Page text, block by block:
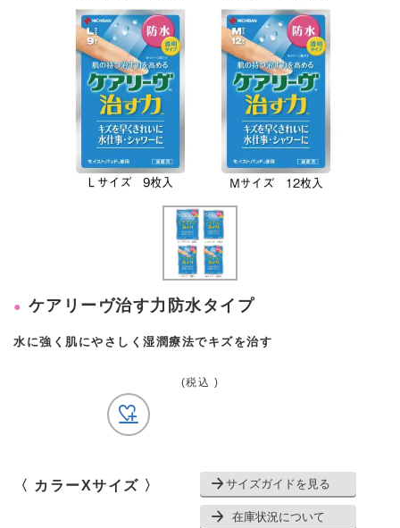
ケアリーヴ治す力防水タイプ
水に強く肌にやさしく湿潤療法でキズを治す
(税込 )
〈 カラーXサイズ 〉 サイズガイドを見る
在庫状況について